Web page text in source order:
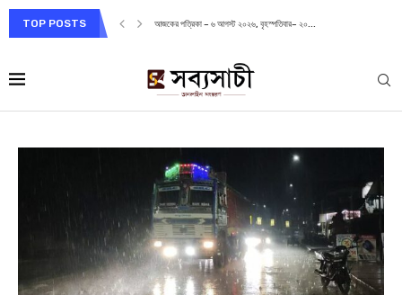
TOP POSTS আজকের পত্রিকা – ৬ আগস্ট ২০২৬, বৃহস্পতিবার– ২০...